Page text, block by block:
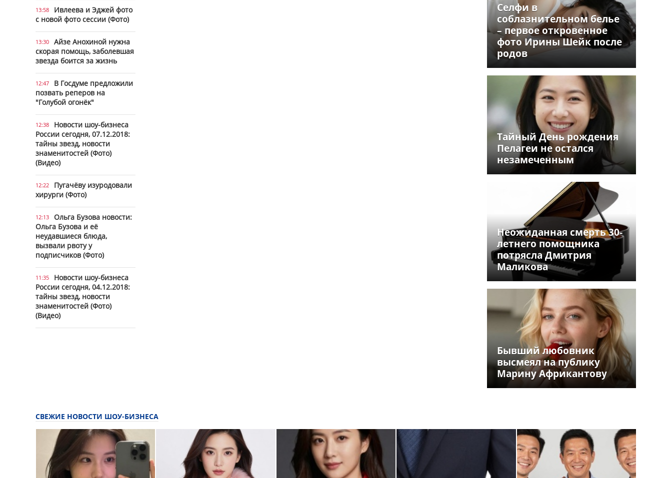
13:58
Ивлеева и Эджей фото
с новой фото сессии (Фото)
13:30
Айзе Анохиной нужна
скорая помощь, заболевшая
звезда боится за жизнь
12:47
В Госдуме предложили
позвать реперов на
"Голубой огонёк"
12:38
Новости шоу-бизнеса
России сегодня, 07.12.2018:
тайны звезд, новости
знаменитостей (Фото)
(Видео)
12:22
Пугачёву изуродовали
хирурги (Фото)
12:13
Ольга Бузова новости:
Ольга Бузова и её
неудавшиеся блюда,
вызвали рвоту у
подписчиков (Фото)
11:35
Новости шоу-бизнеса
России сегодня, 04.12.2018:
тайны звезд, новости
знаменитостей (Фото)
(Видео)
Селфи в
соблазнительном белье
– первое откровенное
фото Ирины Шейк после
родов
Тайный День рождения
Пелагеи не остался
незамеченным
Неожиданная смерть 30-
летнего помощника
потрясла Дмитрия
Маликова
Бывший любовник
высмеял на публику
Марину Африкантову
СВЕЖИЕ НОВОСТИ ШОУ-БИЗНЕСА